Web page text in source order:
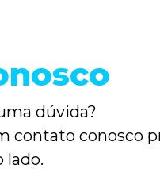
dúvida?
contato conosco
lado.